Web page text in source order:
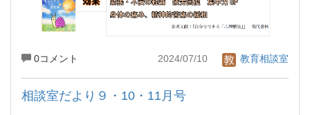
0コメント 2024/07/10 教育相談室
相談室だより９・10・11月号